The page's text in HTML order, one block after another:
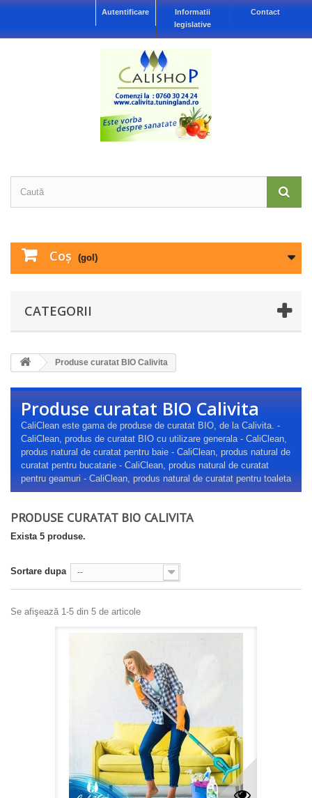
Contact
Informatii
legislative
Autentificare
Coş (gol)
CATEGORII
Produse curatat BIO Calivita
Produse curatat BIO Calivita
CaliClean este gama de produse de curatat BIO, de la Calivita. -
CaliClean, produs de curatat BIO cu utilizare generala - CaliClean,
produs natural de curatat pentru baie - CaliClean, produs natural de
curatat pentru bucatarie - CaliClean, produs natural de curatat
pentru geamuri - CaliClean, produs natural de curatat pentru toaleta
PRODUSE CURATAT BIO CALIVITA
Exista 5 produse.
Sortare dupa --
Se afişează 1-5 din 5 de articole